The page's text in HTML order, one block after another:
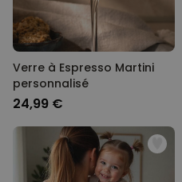
Verre à Espresso Martini
personnalisé
24,99 €